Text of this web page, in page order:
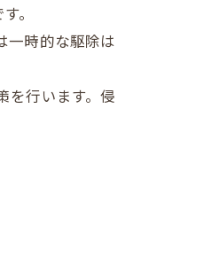
。
一時的な駆除は
を行います。侵